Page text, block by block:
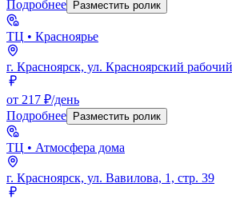
Подробнее
Разместить ролик
ТЦ • Красноярье
г. Красноярск, ул. Красноярский
от 217 ₽/день
Подробнее
Разместить ролик
ТЦ • Атмосфера дома
г. Красноярск, ул. Вавилова, 1, стр. 39